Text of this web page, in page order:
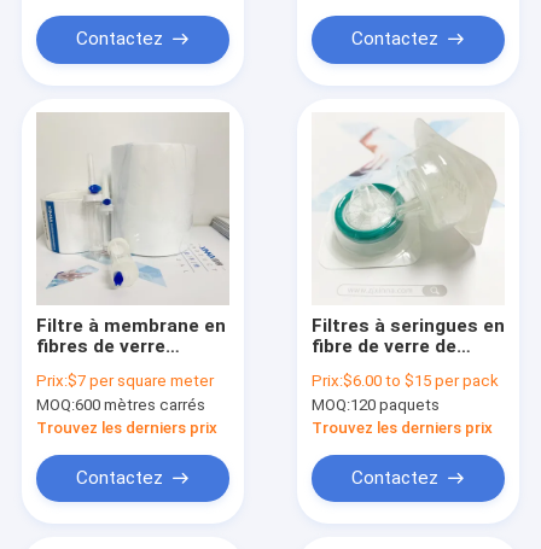
Contactez Contactez
Filtre à membrane en
fibres de verre
ventilation par
infusion
intraveineuse
Prix:$7 per square meter
MOQ:600 mètres carrés
Trouvez les derniers prix
Contactez
Filtres à seringues en
fibre de verre de
μm pour la
préfiltration
d'échantillons par
Prix:$6.00 to $15 per pack
MOQ:120 paquets
Trouvez les derniers prix
Contactez